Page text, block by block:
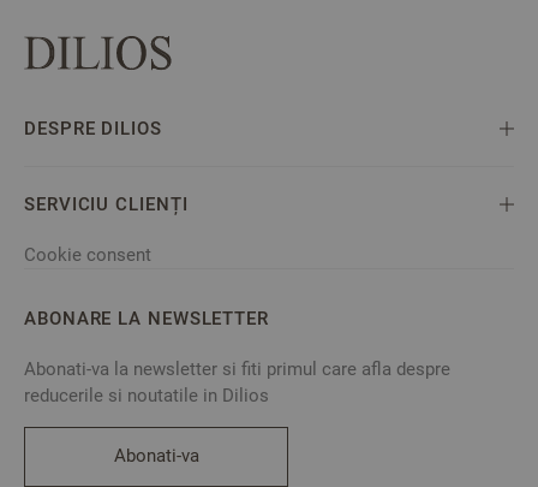
DESPRE DILIOS
SERVICIU CLIENȚI
Cookie consent
ABONARE LA NEWSLETTER
Abonati-va la newsletter si fiti primul care afla despre
reducerile si noutatile in Dilios
Abonati-va